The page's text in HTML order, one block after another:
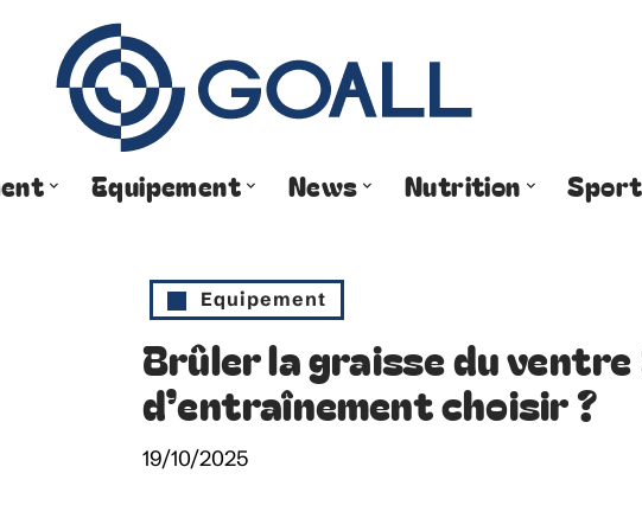
Equipement News Nutrition Sport
Equipement
Brûler la graisse du ventre
d’entraînement choisir ?
19/10/2025